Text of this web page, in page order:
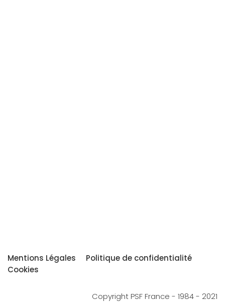
Mentions Légales
Politique de confidentialité
Cookies
Copyright PSF France - 1984 - 2021